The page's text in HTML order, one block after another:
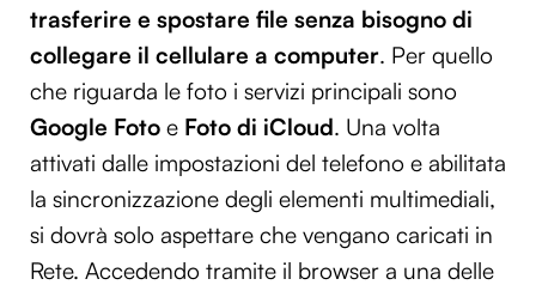
trasferire e spostare file senza bisogno di
collegare il cellulare a computer. Per quello
che riguarda le foto i servizi principali sono
Google Foto e Foto di iCloud. Una volta
attivati dalle impostazioni del telefono e abilitata
la sincronizzazione degli elementi multimediali,
si dovrà solo aspettare che vengano caricati in
Rete. Accedendo tramite il browser a una delle